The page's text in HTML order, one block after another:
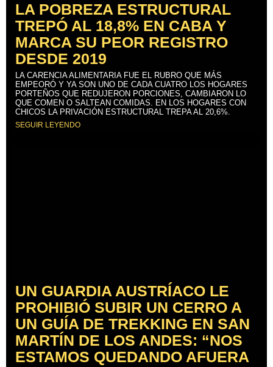
LA POBREZA ESTRUCTURAL
TREPÓ AL 18,8% EN CABA Y
MARCA SU PEOR REGISTRO
DESDE 2019
LA CARENCIA ALIMENTARIA FUE EL RUBRO QUE MÁS
EMPEORÓ Y YA SON UNO DE CADA CUATRO LOS HOGARES
PORTEÑOS QUE REDUJERON PORCIONES, CAMBIARON LO
QUE COMEN O SALTEAN COMIDAS. EN LOS HOGARES CON
CHICOS LA PRIVACIÓN ESTRUCTURAL TREPA AL 20,6%.
SEGUIR LEYENDO
UN GUARDIA AUSTRÍACO LE
PROHIBIÓ SUBIR UN CERRO A
UN GUÍA DE TREKKING EN SAN
MARTÍN DE LOS ANDES: “NOS
ESTAMOS QUEDANDO AFUERA